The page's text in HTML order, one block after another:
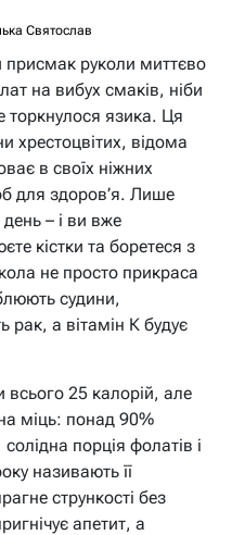
Святослав
присмак руколи миттєво
на вибух смаків, ніби
торкнулося язика. Ця
хрестоцвітих, відома
в своїх ніжних
для здоров’я. Лише
– і ви вже
кістки та боретеся з
не просто прикраса
судини,
рак, а вітамін К будує
всього 25 калорій, але
міць: понад 90%
порція фолатів і
називають її
стрункості без
апетит, а